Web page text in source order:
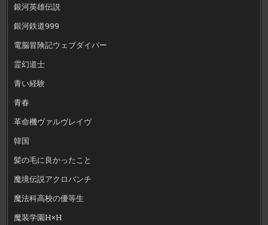
銀河英雄伝説
銀河鉄道999
電脳冒険記ウェブダイバー
霊幻道士
青い経験
青春
革命機ヴァルヴレイヴ
韓国
髪の毛に良かったこと
魔境伝説アクロバンチ
魔法科高校の優等生
魔装学園H×H